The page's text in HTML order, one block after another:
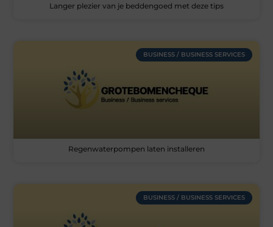
Langer plezier van je beddengoed met deze tips
BUSINESS / BUSINESS SERVICES
Regenwaterpompen laten installeren
BUSINESS / BUSINESS SERVICES